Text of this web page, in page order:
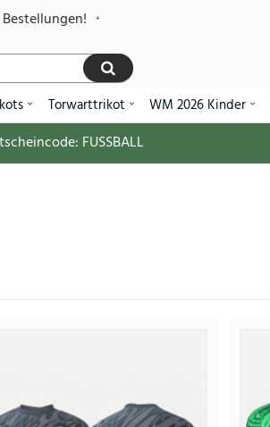
Torwarttrikot WM 2026 Kinder
FUSSBALL
..